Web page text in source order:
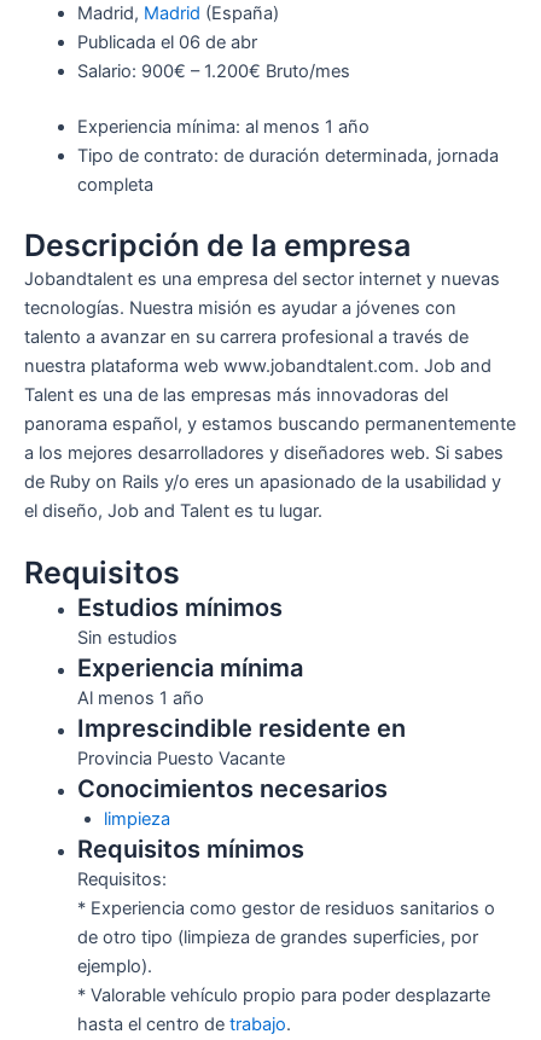
Madrid, Madrid (España)
Publicada el 06 de abr
Salario: 900€ – 1.200€ Bruto/mes
Experiencia mínima: al menos 1 año
Tipo de contrato: de duración determinada, jornada
completa
Descripción de la empresa
Jobandtalent es una empresa del sector internet y nuevas
tecnologías. Nuestra misión es ayudar a jóvenes con
talento a avanzar en su carrera profesional a través de
nuestra plataforma web www.jobandtalent.com. Job and
Talent es una de las empresas más innovadoras del
panorama español, y estamos buscando permanentemente
a los mejores desarrolladores y diseñadores web. Si sabes
de Ruby on Rails y/o eres un apasionado de la usabilidad y
el diseño, Job and Talent es tu lugar.
Requisitos
Estudios mínimos
Sin estudios
Experiencia mínima
Al menos 1 año
Imprescindible residente en
Provincia Puesto Vacante
Conocimientos necesarios
limpieza
Requisitos mínimos
Requisitos:
* Experiencia como gestor de residuos sanitarios o
de otro tipo (limpieza de grandes superficies, por
ejemplo).
* Valorable vehículo propio para poder desplazarte
hasta el centro de trabajo.